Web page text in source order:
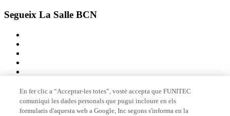
Segueix La Salle BCN
Membre de
En fer clic a “Acceptar-les totes”, vostè accepta que FUNITEC
comuniqui les dades personals que pugui incloure en els
formularis d'aquesta web a Google, Inc segons s'informa en la